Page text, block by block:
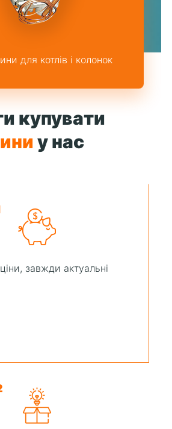
для котлів і колонок
купувати
у нас
завжди актуальні